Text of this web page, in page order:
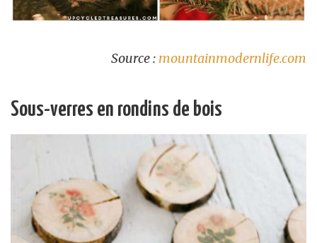
Source : mountainmodernlife.com
Sous-verres en rondins de bois